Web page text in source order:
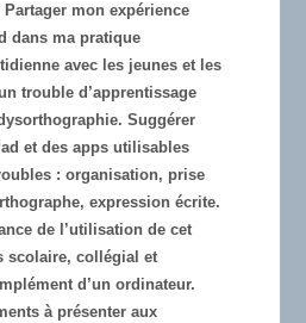
mon expérience
dans ma pratique
avec les jeunes et les
trouble d’apprentissage
Suggérer
et des apps utilisables
: organisation, prise
expression écrite.
de l’utilisation de cet
scolaire, collégial et
d’un ordinateur.
à présenter aux